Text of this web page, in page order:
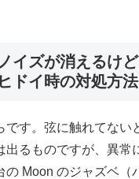
イズが消えるけ
ドイ時の対処方法
です。弦に触れてない
出るものですが、異常
の Moon のジャズベ（